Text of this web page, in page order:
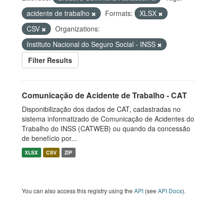
acidente de trabalho
Formats:
XLSX
CSV
Organizations:
Instituto Nacional do Seguro Social - INSS
Filter Results
Comunicação de Acidente de Trabalho - CAT
Disponibilização dos dados de CAT, cadastradas no
sistema informatizado de Comunicação de Acidentes do
Trabalho do INSS (CATWEB) ou quando da concessão
de benefício por...
XLSX CSV ZIP
You can also access this registry using the API (see API Docs).